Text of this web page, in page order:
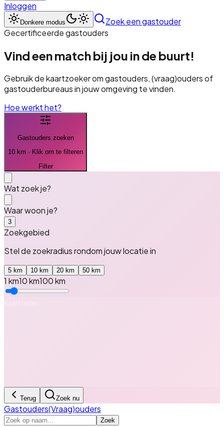
Inloggen
Donkere modus
Zoek een gastouder
Gecertificeerde gastouders
Vind een match bij jou in de buurt!
Gebruik de kaartzoeker om gastouders, (vraag)ouders of
gastouderbureaus in jouw omgeving te vinden.
Hoe werkt het?
Gastouders zoeken
10 km · Klik om te filteren
Filter
Wat zoek je?
Waar woon je?
3
Zoekgebied
Stel de zoekradius rondomjouw locatiein
5 km 10 km 20 km 50 km
1 km10km100 km
Terug Zoek nu
Gastouders(Vraag)ouders
Zoek